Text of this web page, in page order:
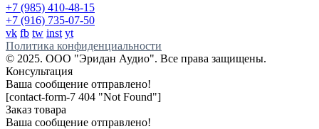
+7 (985) 410-48-15
+7 (916) 735-07-50
vk fb tw inst yt
Политика конфиденциальности
© 2025. ООО "Эридан Аудио". Все права защищены.
Консультация
Ваша сообщение отправлено!
[contact-form-7 404 "Not Found"]
Заказ товара
Ваша сообщение отправлено!